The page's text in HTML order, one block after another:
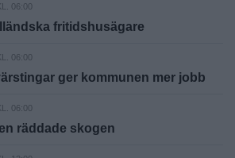
06:00
fritidshusägare
06:00
ger kommunen mer jobb
06:00
räddade skogen